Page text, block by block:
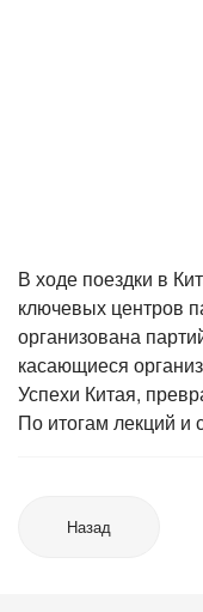
В ходе поездки в
ключевых центров
организована
касающиеся
Успехи Китая,
По итогам лекций
Назад